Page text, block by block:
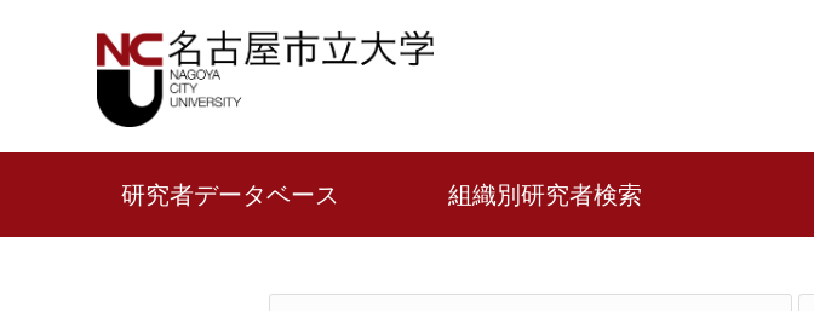
研究者データベース 組織別研究者検索